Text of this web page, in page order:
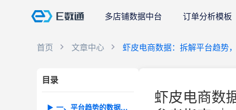
多店铺数据中台 订单分析模板
首页 文章中心 虾皮电商数据：拆解平台趋势
目录
一、平台趋势的数据解读与流量风向
虾皮电商数